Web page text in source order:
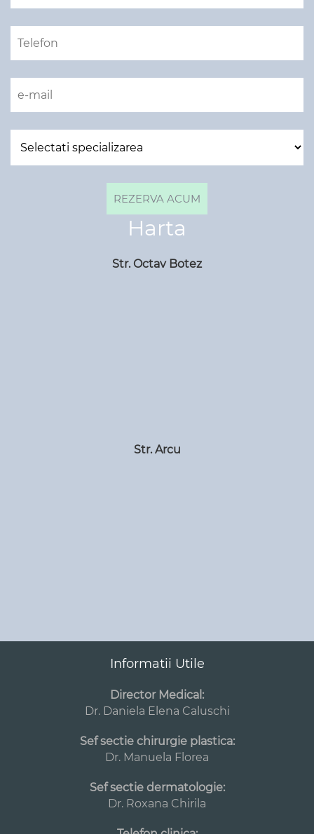
Harta
Str. Octav Botez
Str. Arcu
Informatii Utile
Director Medical:
Dr. Daniela Elena Caluschi
Sef sectie chirurgie plastica:
Dr. Manuela Florea
Sef sectie dermatologie:
Dr. Roxana Chirila